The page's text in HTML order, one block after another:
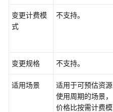
概
费
变更计费模
式
不支持。
变更规格 不支持。
适用场景
适用于可预估资源
使用周期的场景，
价格比按需计费模